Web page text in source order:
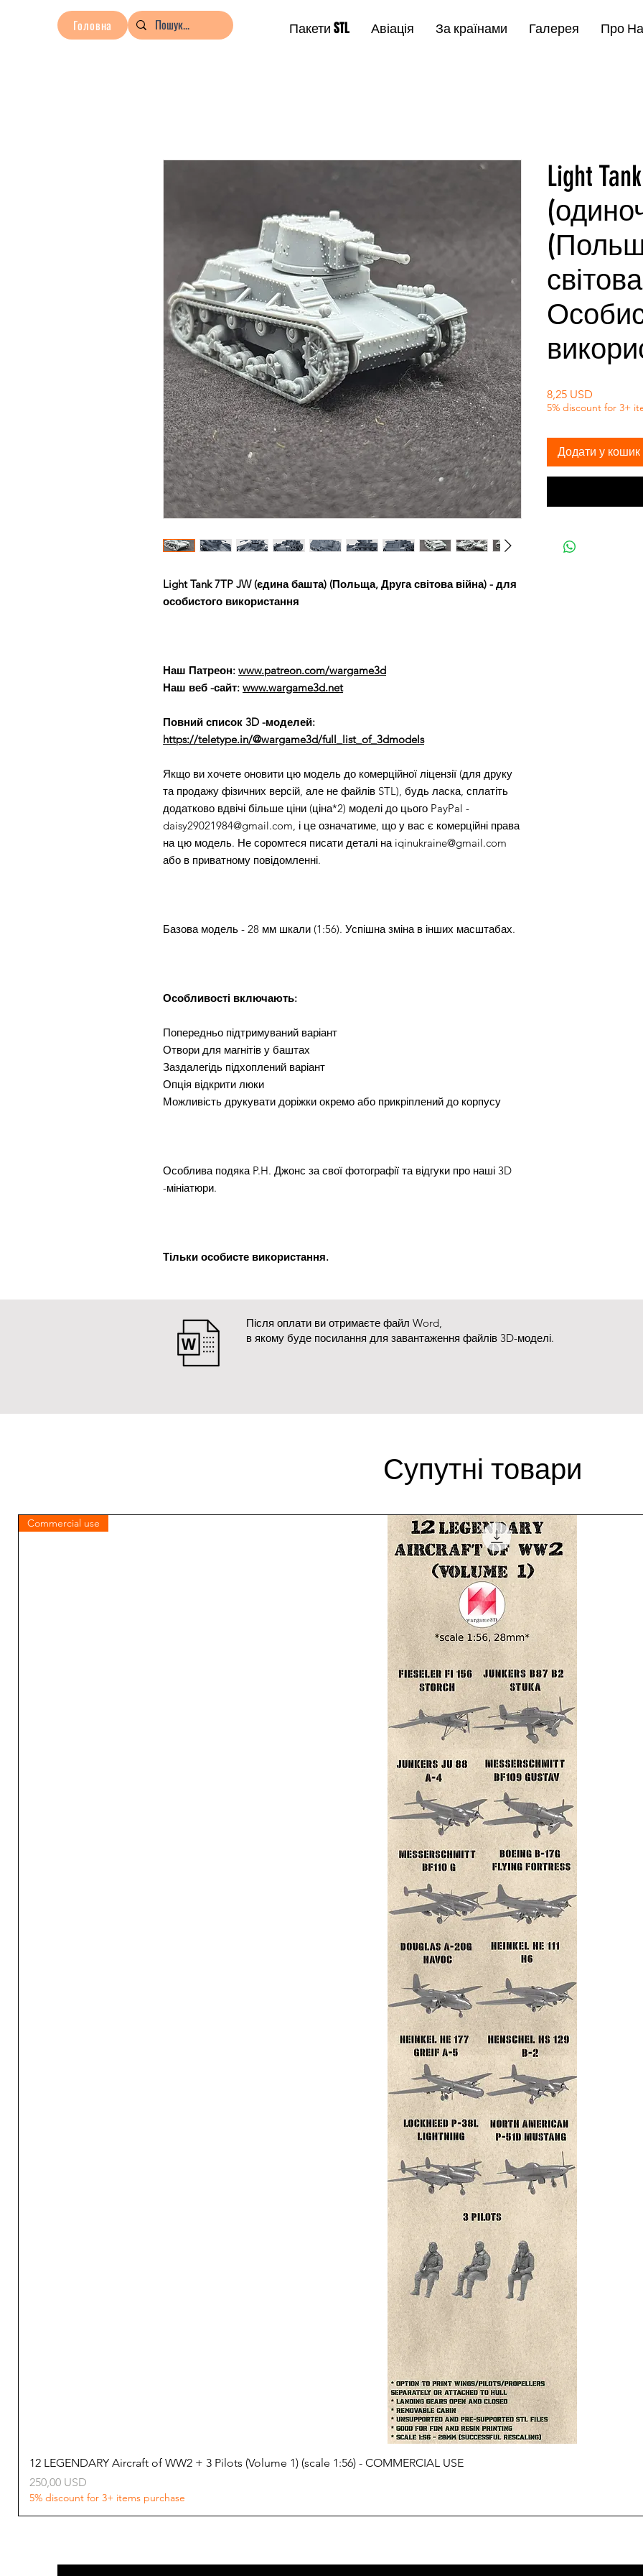
Головна Пакети STL Авіація За країнами Галерея Про
Light Tank 7TP JW (єдина башта) (Польща, Друга світова війна) - для
особистого використання
Наш Патреон: www.patreon.com/wargame3d
Наш веб -сайт: www.wargame3d.net
Повний список 3D -моделей:
https://teletype.in/@wargame3d/full_list_of_3dmodels
Якщо ви хочете оновити цю модель до комерційної ліцензії (для друку
та продажу фізичних версій, але не файлів STL), будь ласка, сплатіть
додатково вдвічі більше ціни (ціна*2) моделі до цього PayPal -
daisy29021984@gmail.com, і це означатиме, що у вас є комерційні права
на цю модель. Не соромтеся писати деталі на iqinukraine@gmail.com
або в приватному повідомленні.
Базова модель - 28 мм шкали (1:56). Успішна зміна в інших масштабах.
Особливості включають:
Попередньо підтримуваний варіант
Отвори для магнітів у баштах
Заздалегідь підхоплений варіант
Опція відкрити люки
Можливість друкувати доріжки окремо або прикріплений до корпусу
Особлива подяка P.H. Джонс за свої фотографії та відгуки про наші 3D
-мініатюри.
Тільки особисте використання.
Light
8,25 USD
5% discount for 3+
Додати у кошик
Після оплати ви отримаєте файл Word,
в якому буде посилання для завантаження файлів 3D-моделі.
Супутні товари
Commercial use
12 LEGENDARY Aircraft of WW2 + 3 Pilots (Volume 1) (scale 1:56) - COMMERCIAL USE
Ціна
250,00 USD
5% discount for 3+ items purchase